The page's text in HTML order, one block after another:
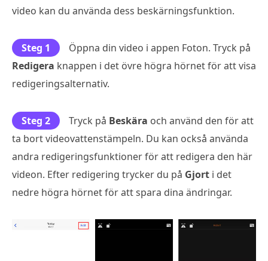
video kan du använda dess beskärningsfunktion.
Steg 1
Öppna din video i appen Foton. Tryck på
Redigera knappen i det övre högra hörnet för att visa
redigeringsalternativ.
Steg 2 Tryck på Beskära och använd den för att
ta bort videovattenstämpeln. Du kan också använda
andra redigeringsfunktioner för att redigera den här
videon. Efter redigering trycker du på Gjort i det
nedre högra hörnet för att spara dina ändringar.